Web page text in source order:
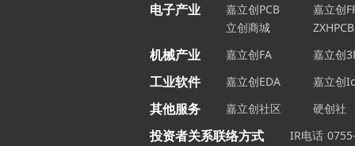
电子产业 嘉立创PCB
嘉立创
立创商城
ZXHPCB
机械产业 嘉立创FA 嘉立创
工业软件 嘉立创EDA 嘉立创
其他服务 嘉立创社区 硬创社
投资者关系联络方式 IR电话